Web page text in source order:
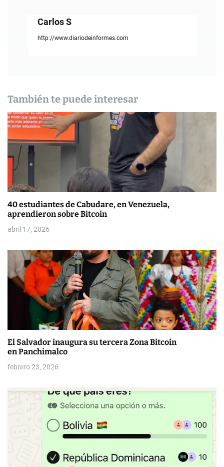
n
t
r
a
d
a
Carlos S
http://www.diariodeinformes.com
También te puede interesar
40 estudiantes de Cabudare, en Venezuela,
aprendieron sobre Bitcoin
abril 17, 2026
El Salvador inaugura su tercera Zona Bitcoin
en Panchimalco
febrero 23, 2026